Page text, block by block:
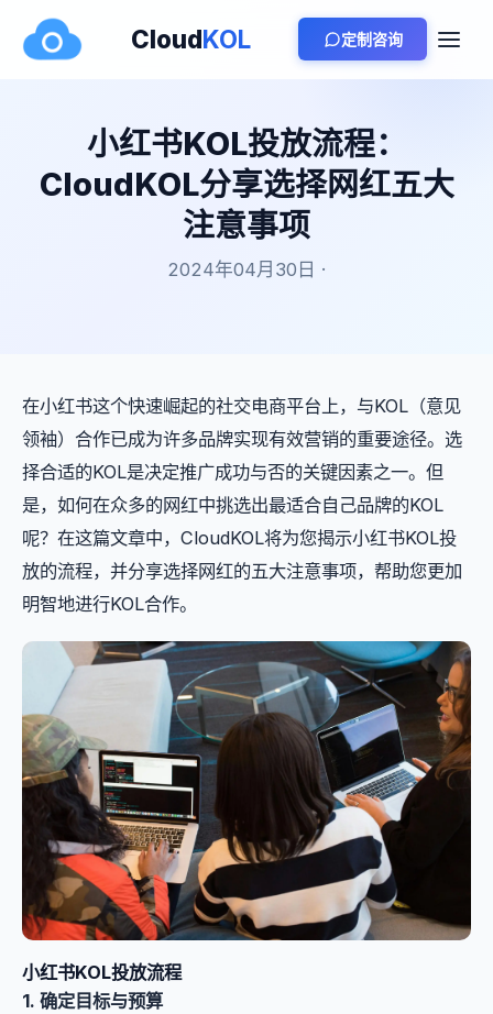
CloudKOL 定制咨询
小红书KOL投放流程：
CloudKOL分享选择网红五大
注意事项
2024年04月30日 ·
在小红书这个快速崛起的社交电商平台上，与KOL（意见
领袖）合作已成为许多品牌实现有效营销的重要途径。选
择合适的KOL是决定推广成功与否的关键因素之一。但
是，如何在众多的网红中挑选出最适合自己品牌的KOL
呢？在这篇文章中，CloudKOL将为您揭示小红书KOL投
放的流程，并分享选择网红的五大注意事项，帮助您更加
明智地进行KOL合作。
小红书KOL投放流程
1. 确定目标与预算